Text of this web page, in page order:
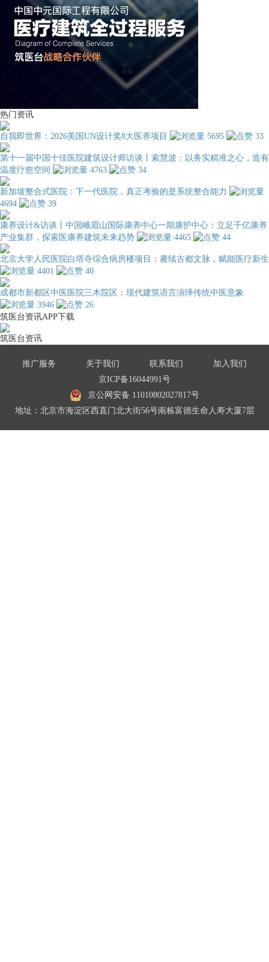
热门资讯
自我即世界：2026美国UN设计奖8大医养项目 5695 33
第十一届中国十佳医院建筑设计师访谈丨索慧波：以务实精准之心，造有
温度疗愈空间
4763 34
新加坡整合式医院：下一代医院，真正考验的是系统整合能力
4694
39
康养设计&访谈丨中国峨眉山国际康养中心一期康护中心：立足千亿康养
产业集群，探索医康养建筑未来趋势
4465 44
北京大学人民医院白塔寺综合病房楼项目：赓续古都文脉，赋能医疗新生
4401
40
成都市新都区中医医院三木院区：现代建筑语言演绎传统中医意象
3946
26
筑医台资讯APP下载
筑医台资讯
推广服务 关于我们 联系我们
加入我们
京ICP备16044991号
京公网安备 11010802027817号
地址：北京市海淀区西直门北大街56号南栋富德生命人寿大厦7层